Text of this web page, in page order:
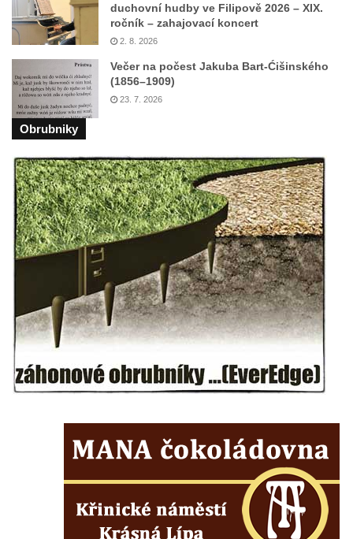
duchovní hudby ve Filipově 2026 – XIX.
ročník – zahajovací koncert
2. 8. 2026
Večer na počest Jakuba Bart-Ćišinského
(1856–1909)
23. 7. 2026
Obrubniky